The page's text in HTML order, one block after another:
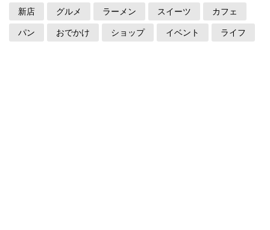
新店 グルメ ラーメン スイーツ カフェ
パン おでかけ ショップ イベント ライフ